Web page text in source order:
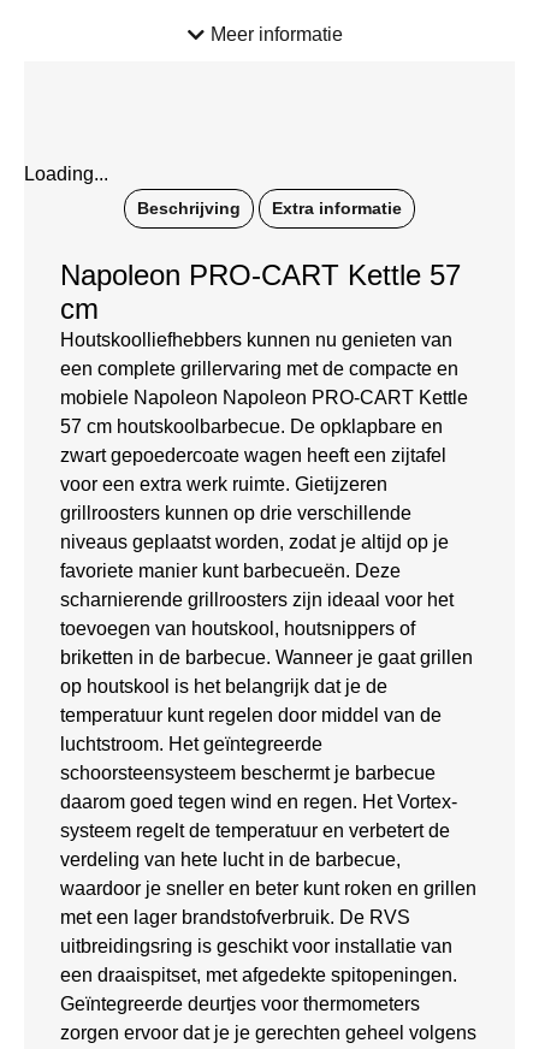
Meer informatie
Loading...
Beschrijving Extra informatie
Napoleon PRO-CART Kettle 57
cm
Houtskoolliefhebbers kunnen nu genieten van
een complete grillervaring met de compacte en
mobiele Napoleon Napoleon PRO-CART Kettle
57 cm houtskoolbarbecue. De opklapbare en
zwart gepoedercoate wagen heeft een zijtafel
voor een extra werk ruimte. Gietijzeren
grillroosters kunnen op drie verschillende
niveaus geplaatst worden, zodat je altijd op je
favoriete manier kunt barbecueën. Deze
scharnierende grillroosters zijn ideaal voor het
toevoegen van houtskool, houtsnippers of
briketten in de barbecue. Wanneer je gaat grillen
op houtskool is het belangrijk dat je de
temperatuur kunt regelen door middel van de
luchtstroom. Het geïntegreerde
schoorsteensysteem beschermt je barbecue
daarom goed tegen wind en regen. Het Vortex-
systeem regelt de temperatuur en verbetert de
verdeling van hete lucht in de barbecue,
waardoor je sneller en beter kunt roken en grillen
met een lager brandstofverbruik. De RVS
uitbreidingsring is geschikt voor installatie van
een draaispitset, met afgedekte spitopeningen.
Geïntegreerde deurtjes voor thermometers
zorgen ervoor dat je je gerechten geheel volgens